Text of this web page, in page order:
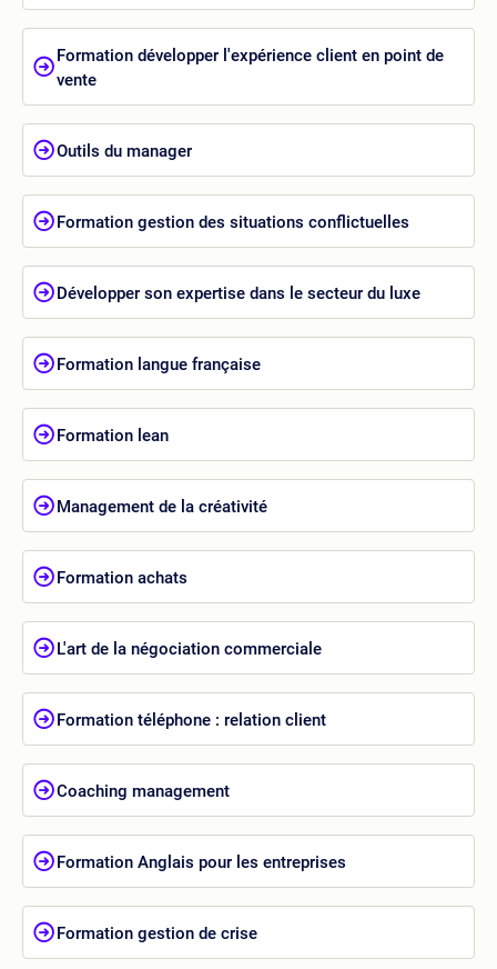
Formation développer l'expérience client en point de
vente
Outils du manager
Formation gestion des situations conflictuelles
Développer son expertise dans le secteur du luxe
Formation langue française
Formation lean
Management de la créativité
Formation achats
L'art de la négociation commerciale
Formation téléphone : relation client
Coaching management
Formation Anglais pour les entreprises
Formation gestion de crise